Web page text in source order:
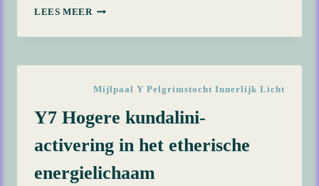
LEES MEER Y24
OORTRAMA’S
Mijlpaal Y Pelgrimstocht Innerlijk Licht
Y7 Hogere kundalini-
activering in het etherische
energielichaam